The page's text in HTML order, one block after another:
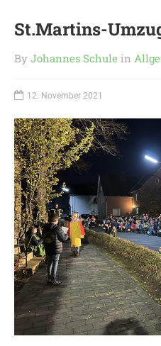
St.Martins-
By Johannes Schule in
12. November 2021